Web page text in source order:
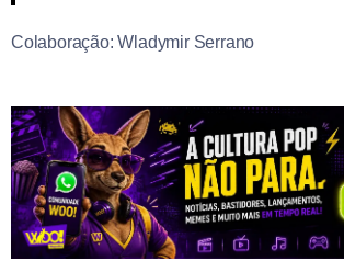
Colaboração: Wladymir Serrano